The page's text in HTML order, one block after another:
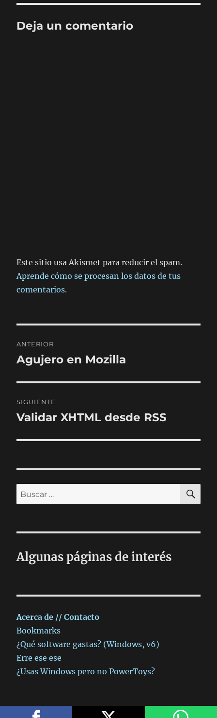
Deja un comentario
Este sitio usa Akismet para reducir el spam.
Aprende cómo se procesan los datos de tus
comentarios.
de
ANTERIOR
Entrada
Agujero en Mozilla
SIGUIENTE
Entrada
Validar XHTML desde RSS
Buscar
por:
Algunas páginas de interés
Acerca de // Contacto
Bookmarks
¿Qué software gastas? (Windows, v6)
Erre ese ese
¿Usas Windows pero no PowerToys?
otro blog más Funciona gracias a WordPress